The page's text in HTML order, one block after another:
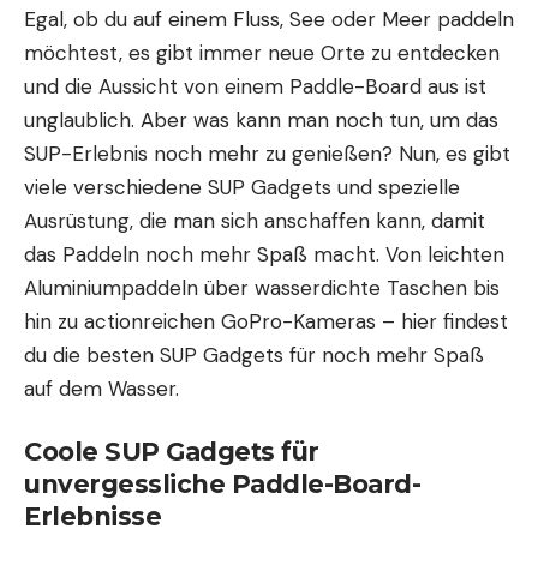
Egal, ob du auf einem Fluss, See oder Meer paddeln
möchtest, es gibt immer neue Orte zu entdecken
und die Aussicht von einem Paddle-Board aus ist
unglaublich. Aber was kann man noch tun, um das
SUP-Erlebnis noch mehr zu genießen? Nun, es gibt
viele verschiedene SUP Gadgets und spezielle
Ausrüstung, die man sich anschaffen kann, damit
das Paddeln noch mehr Spaß macht. Von leichten
Aluminiumpaddeln über wasserdichte Taschen bis
hin zu actionreichen GoPro-Kameras – hier findest
du die besten SUP Gadgets für noch mehr Spaß
auf dem Wasser.
Coole SUP Gadgets für
unvergessliche Paddle-Board-
Erlebnisse